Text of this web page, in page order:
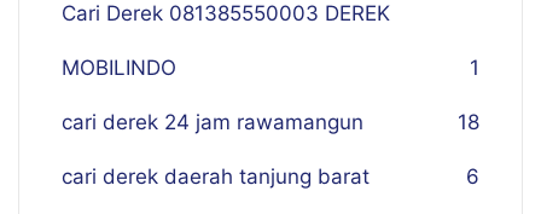
Cari Derek 081385550003 DEREK
MOBILINDO 1
cari derek 24 jam rawamangun 18
cari derek daerah tanjung barat 6